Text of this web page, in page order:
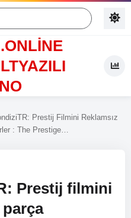
Prestij Filmini Reklamsız
: The Prestige…
Prestij filmini
parça